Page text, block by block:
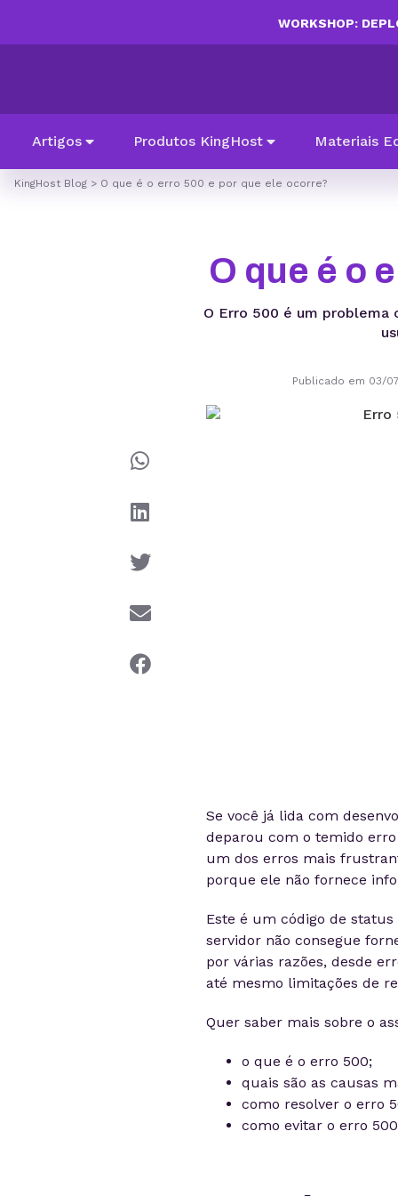
WORKSHOP:
Artigos Produtos KingHost Materiais
KingHost Blog > O que é o erro 500 e por que ele ocorre?
O que é o
O Erro 500 é um
Publicado em 03/
Se você já lida com
deparou com o temido
um dos erros mais
porque ele não fornece
Este é um código de
servidor não consegue
por várias razões, desde
até mesmo limitações de
Quer saber mais sobre o
o que é o erro 500;
quais são as causas
como resolver o erro
como evitar o erro